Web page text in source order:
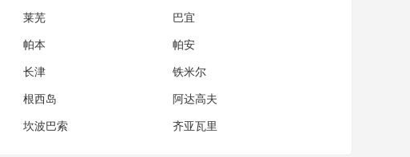
莱芜 巴宜
帕本 帕安
长津 铁米尔
根西岛 阿达高夫
坎波巴索 齐亚瓦里